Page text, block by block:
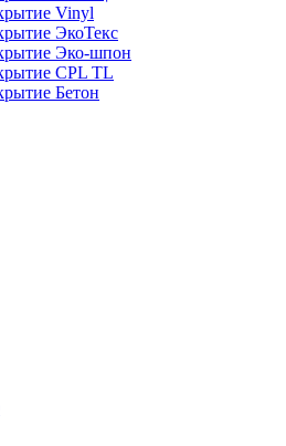
Vinyl
ЭкоТекс
Эко-шпон
CPL TL
Бетон